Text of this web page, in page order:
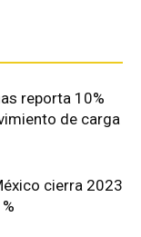
reporta 10%
de carga
cierra 2023